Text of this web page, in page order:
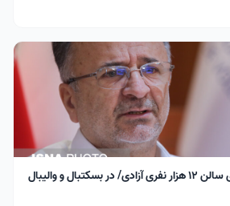
سالن ۱۸ هزار نفری به جای سالن ۱۲ هزار نفری آزادی/ در بسکتبال و والیبال